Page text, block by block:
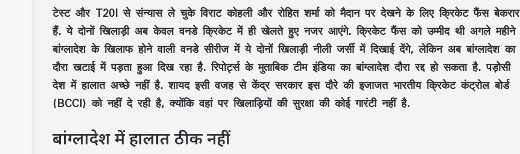
टेस्ट और T20I से संन्यास ले चुके विराट कोहली और रोहित शर्मा को मैदान पर देखने के लिए क्रिकेट फैंस बेकरार
हैं. ये दोनों खिलाड़ी अब केवल वनडे क्रिकेट में ही खेलते हुए नजर आएंगे. क्रिकेट फैंस को उम्मीद थी अगले महीने
बांग्लादेश के खिलाफ होने वाली वनडे सीरीज में ये दोनों खिलाड़ी नीली जर्सी में दिखाई देंगे, लेकिन अब बांग्लादेश का
दौरा खटाई में पड़ता हुआ दिख रहा है. रिपोर्ट्स के मुताबिक टीम इंडिया का बांग्लादेश दौरा रद्द हो सकता है. पड़ोसी
देश में हालात अच्छे नहीं है. शायद इसी वजह से केंद्र सरकार इस दौरे की इजाजत भारतीय क्रिकेट कंट्रोल बोर्ड
(BCCI) को नहीं दे रही है, क्योंकि वहां पर खिलाड़ियों की सुरक्षा की कोई गारंटी नहीं है.
बांग्लादेश में हालात ठीक नहीं